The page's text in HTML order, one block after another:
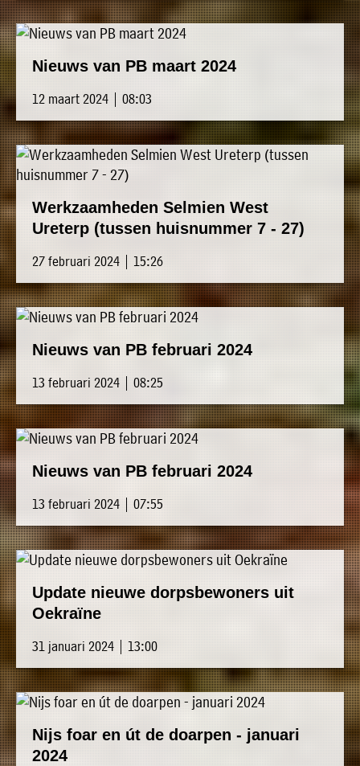
Nieuws van PB maart 2024
12 maart 2024 | 08:03
Werkzaamheden Selmien West
Ureterp (tussen huisnummer 7 - 27)
27 februari 2024 | 15:26
Nieuws van PB februari 2024
13 februari 2024 | 08:25
Nieuws van PB februari 2024
13 februari 2024 | 07:55
Update nieuwe dorpsbewoners uit
Oekraïne
31 januari 2024 | 13:00
Nijs foar en út de doarpen - januari
2024